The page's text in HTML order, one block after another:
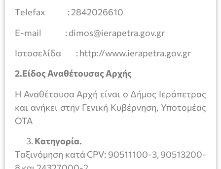
Telefax : 2842026610
E-mail : dimos@ierapetra.gov.gr
Ιστοσελίδα : http://www.ierapetra.gov.gr
2.Είδος Αναθέτουσας Αρχής
Η Αναθέτουσα Αρχή είναι ο Δήμος Ιεράπετρας
και ανήκει στην Γενική Κυβέρνηση, Υποτομέας
ΟΤΑ
Κατηγορία.
Ταξινόμηση κατά CPV: 90511100-3, 90513200-